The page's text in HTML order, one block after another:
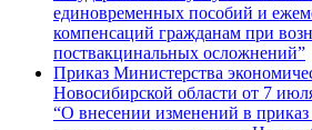
единовременных пособий и
компенсаций гражданам при
поствакцинальных осложнений”
Приказ Министерства
Новосибирской области от 7
“О внесении изменений в приказ